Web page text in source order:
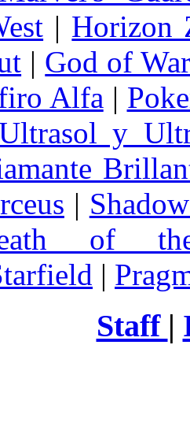
| Horizon
| God of
Alfa |
y
|
of
|
Staff |